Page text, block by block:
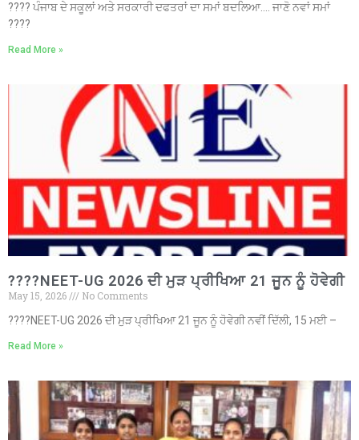
???? ਪੰਜਾਬ ਦੇ ਸਕੂਲਾਂ ਅਤੇ ਸਰਕਾਰੀ ਦਫਤਰਾਂ ਦਾ ਸਮਾਂ ਬਦਲਿਆ…. ਜਾਣੋ ਨਵਾਂ ਸਮਾਂ
????
Read More »
????NEET-UG 2026 ਦੀ ਮੁੜ ਪ੍ਰੀਖਿਆ 21 ਜੂਨ ਨੂੰ ਹੋਵੇਗੀ
May 15, 2026
No Comments
????NEET-UG 2026 ਦੀ ਮੁੜ ਪ੍ਰੀਖਿਆ 21 ਜੂਨ ਨੂੰ ਹੋਵੇਗੀ ਨਵੀਂ ਦਿੱਲੀ, 15 ਮਈ –
Read More »